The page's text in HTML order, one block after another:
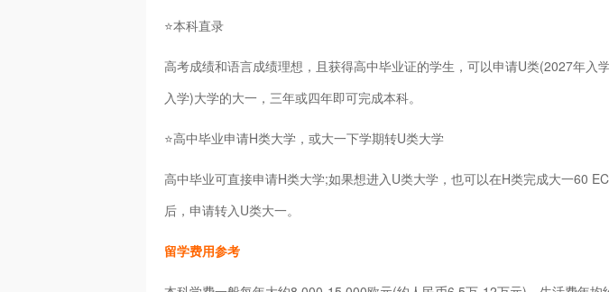
⭐本科直录
高考成绩和语言成绩理想，且获得高中毕业证的学生，可以申请U类(2027年入
入学)大学的大一，三年或四年即可完成本科。
⭐高中毕业申请H类大学，或大一下学期转U类大学
高中毕业可直接申请H类大学;如果想进入U类大学，也可以在H类完成大一60
后，申请转入U类大一。
留学费用参考